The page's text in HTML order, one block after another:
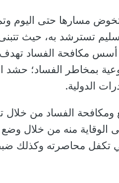
تخوض مسارها حتى اليوم
تسترشد به، حيث تتبنى
أسس مكافحة الفساد
بمخاطر الفساد؛ حشد
الدولية.
ومكافحة الفساد من خلال
الوقاية منه من خلال وضع
تكفل محاصرته وكذلك